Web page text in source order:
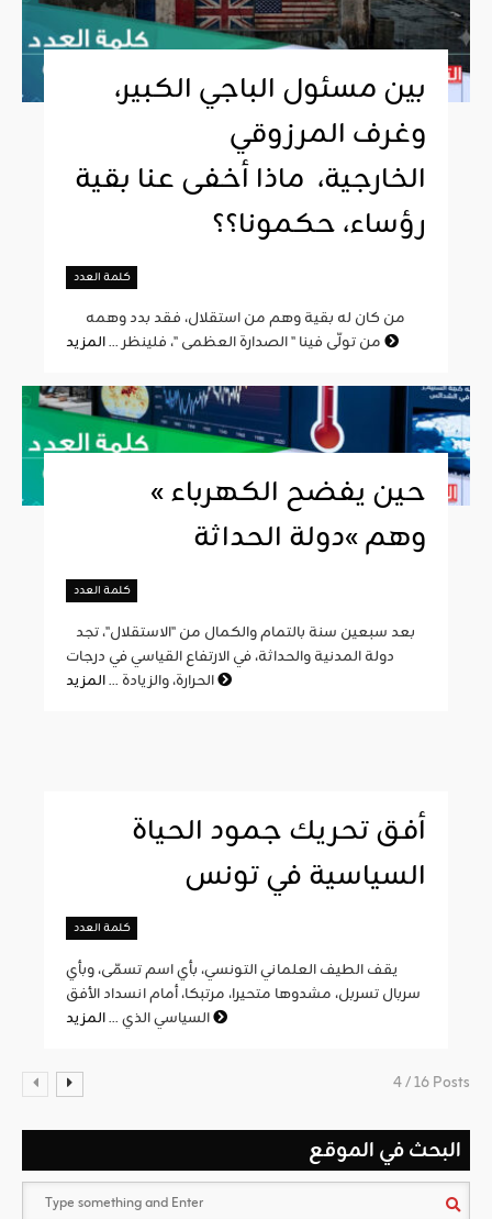
بين مسئول الباجي الكبير،
وغرف المرزوقي
الخارجية، ماذا أخفى عنا بقية
رؤساء، حكمونا؟؟
كلمة العدد
من تولّى فينا " الصدارة العظمى "، فلينظر ...
« حين يفضح الكهرباء
وهم »دولة الحداثة
كلمة العدد
دولة المدنية والحداثة، في الارتفاع القياسي في درجات
الحرارة، والزيادة ...
أفق تحريك جمود الحياة
السياسية في تونس
كلمة العدد
يقف الطيف العلماني التونسي، بأي اسم تسمّى، وبأي
سربال تسربل، مشدوها متحيرا، مرتبكا، أمام انسداد الأفق
السياسي الذي ...
4 / 16 Posts
البحث في الموقع